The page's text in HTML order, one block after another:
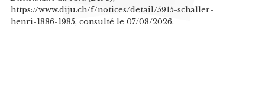
https://www.diju.ch/f/notices/detail/5915-schaller-
henri-1886-1985, consulté le 07/08/2026.